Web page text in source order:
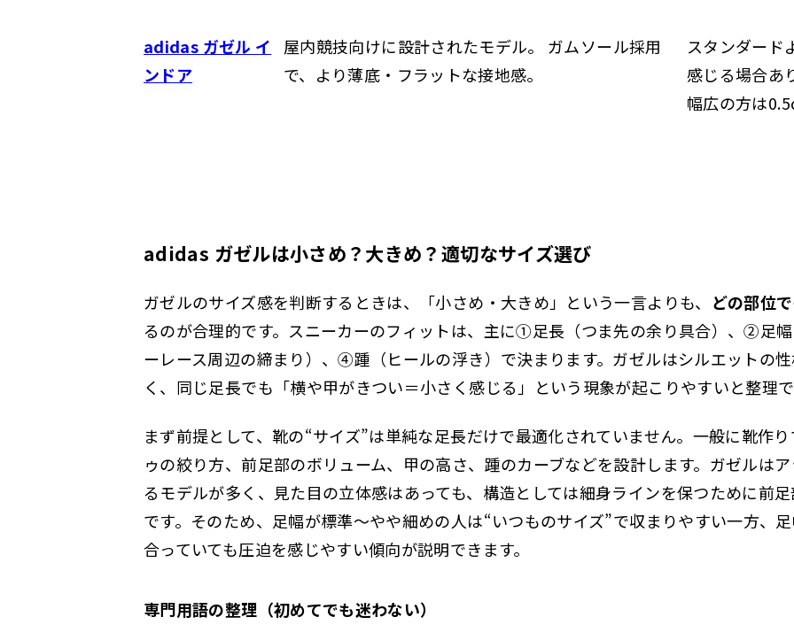
adidas ガゼル イ
ンドア
屋内競技向けに設計されたモデル。 ガムソール採用
で、より薄底・フラットな接地感。
スタンダード
感じる場合あ
幅広の方は
adidas ガゼルは小さめ？大きめ？適切なサイズ選び
ガゼルのサイズ感を判断するときは、「小さめ・大きめ」という一言よりも、 どの部位
るのが合理的です。スニーカーのフィットは、主に①足長（つま先の余り具合）、②足
ーレース周辺の締まり）、④踵（ヒールの浮き）で決まります。ガゼルはシルエットの
く、同じ足長でも「横や甲がきつい＝小さく感じる」という現象が起こりやすいと整理で
まず前提として、靴の“サイズ”は単純な足長だけで最適化されていません。一般に靴作
ゥの絞り方、前足部のボリューム、甲の高さ、踵のカーブなどを設計します。ガゼルは
るモデルが多く、見た目の立体感はあっても、構造としては細身ラインを保つために前
です。そのため、足幅が標準〜やや細めの人は“いつものサイズ”で収まりやすい一方、
合っていても圧迫を感じやすい傾向が説明できます。
専門用語の整理（初めてでも迷わない）